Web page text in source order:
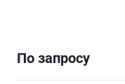
По запросу